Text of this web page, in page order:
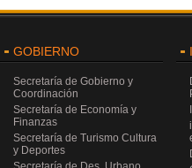
GOBIERNO
Secretaría de Gobierno y
Coordinación
Secretaría de Economía y
Finanzas
Secretaría de Turismo Cultura
y Deportes